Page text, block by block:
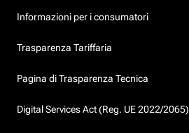
Informazioni per i consumatori
Trasparenza Tariffaria
Pagina di Trasparenza Tecnica
Digital Services Act (Reg. UE 2022/2065)